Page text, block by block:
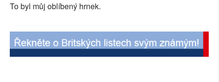
To byl můj oblíbený hrnek.